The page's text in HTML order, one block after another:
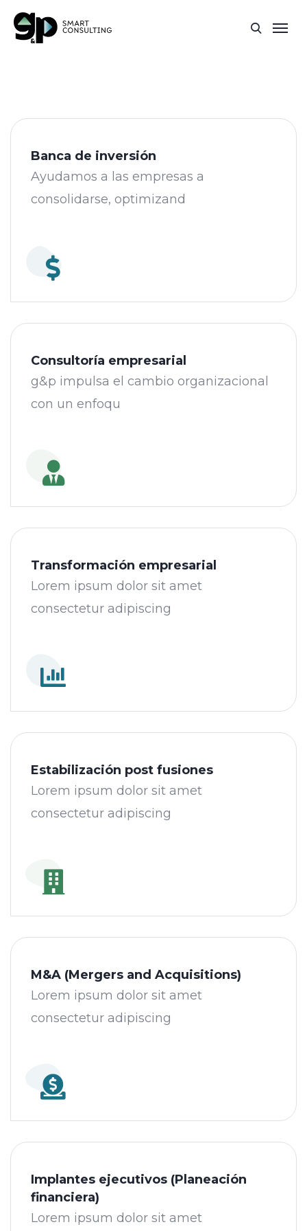
Banca de inversión
Ayudamos a las empresas a
consolidarse, optimizand
Consultoría empresarial
g&p impulsa el cambio organizacional
con un enfoqu
Transformación empresarial
Lorem ipsum dolor sit amet
consectetur adipiscing
Estabilización post fusiones
Lorem ipsum dolor sit amet
consectetur adipiscing
M&A (Mergers and Acquisitions)
Lorem ipsum dolor sit amet
consectetur adipiscing
Implantes ejecutivos (Planeación
financiera)
Lorem ipsum dolor sit amet